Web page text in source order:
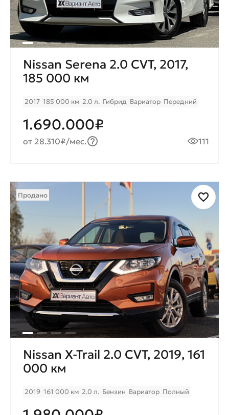
Nissan Serena 2.0 CVT, 2017,
185 000 км
2017 185 000 км 2.0 л. Гибрид Вариатор Передний
1.690.000₽
от 28.310₽/мес. 111
Продано
Nissan X-Trail 2.0 CVT, 2019, 161
000 км
2019 161 000 км 2.0 л. Бензин Вариатор Полный